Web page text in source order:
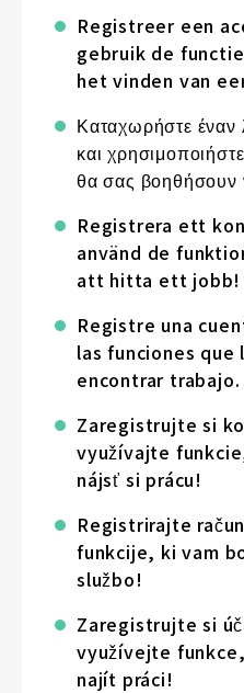
Registreer een
gebruik de
het vinden van
Καταχωρήστε έναν
και
θα σας βοηθήσουν
Registrera ett
använd de
att hitta ett jobb!
Registre una
las funciones que
encontrar trabajo.
Zaregistrujte si
využívajte
nájsť si prácu!
Registrirajte
funkcije, ki vam
službo!
Zaregistrujte si
využívejte
najít práci!